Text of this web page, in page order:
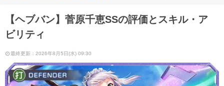
【ヘブバン】菅原千恵SSの評価とスキル・ア
ビリティ
最終更新：2026年8月5日(水) 09:30